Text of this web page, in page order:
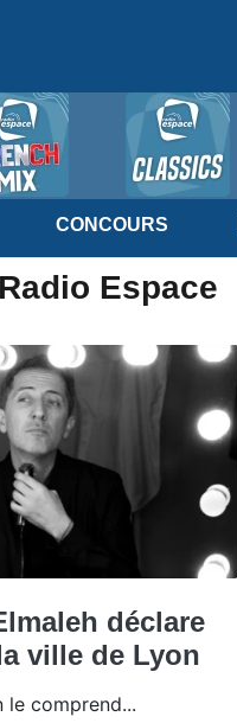
CONCOURS
Espace
déclare
ville de Lyon
le comprend...